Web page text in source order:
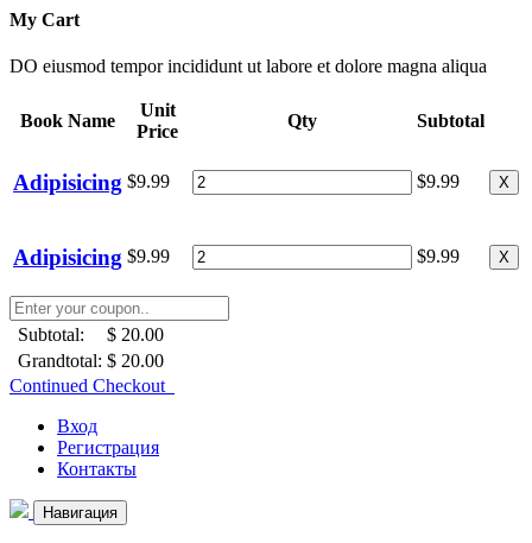
My Cart
DO eiusmod tempor incididunt ut labore et dolore magna aliqua
Book Name
Unit
Price
Qty Subtotal
Adipisicing $9.99 $9.99 X
Adipisicing $9.99 $9.99 X
Subtotal:
$ 20.00
Grandtotal: $ 20.00
Continued Checkout
Вход
Регистрация
Контакты
Навигация